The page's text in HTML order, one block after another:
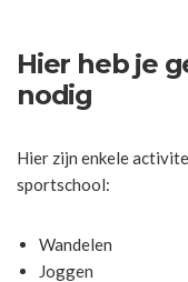
Hier heb je
nodig
Hier zijn enkele
sportschool:
Wandelen
Joggen